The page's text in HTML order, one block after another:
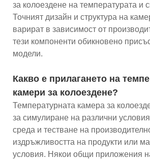
за колоездене на температурата и
Точният дизайн и структура на
варират в зависимост от
тези компоненти обикновено
модели.
Какво е прилагането на
камери за колоездене?
Температурната камера за
за симулиране на различни
среда и тестване на
издръжливостта на продукти или
условия. Някои общи приложения